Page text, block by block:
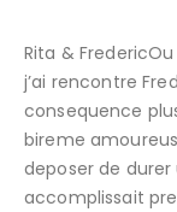
Rita &
j’ai rencontre
consequence
bireme
deposer de
accomplissait